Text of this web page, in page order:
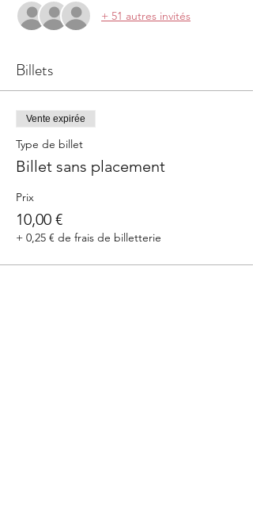
+ 51 autres invités
Billets
Vente expirée
Type de billet
Billet sans placement
Prix
10,00 €
+ 0,25 € de frais de billetterie